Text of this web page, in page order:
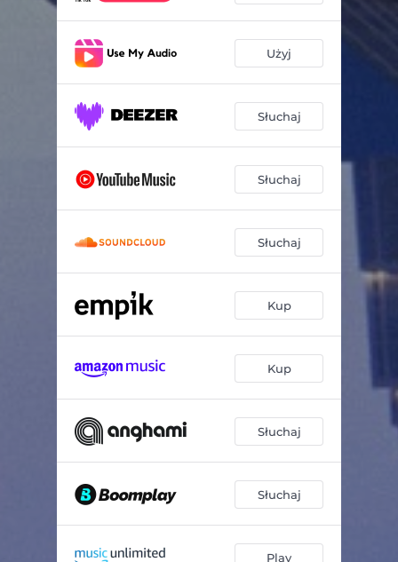
Użyj
Słuchaj
Słuchaj
Słuchaj
Kup
Kup
Słuchaj
Słuchaj
Play